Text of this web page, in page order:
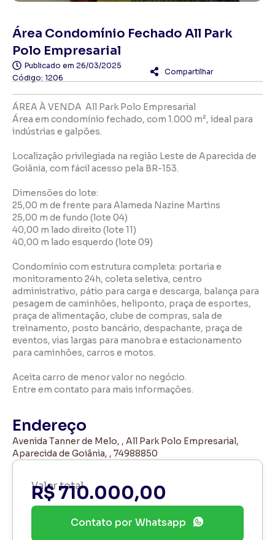
Área Condomínio Fechado All Park
Polo Empresarial
Publicado em 26/03/2025
Código: 1206
Compartilhar
ÁREA À VENDA  All Park Polo Empresarial
Área em condomínio fechado, com 1.000 m², ideal para
indústrias e galpões.
Localização privilegiada na região Leste de Aparecida de
Goiânia, com fácil acesso pela BR-153.
Dimensões do lote:
25,00 m de frente para Alameda Nazine Martins
25,00 m de fundo (lote 04)
40,00 m lado direito (lote 11)
40,00 m lado esquerdo (lote 09)
Condomínio com estrutura completa: portaria e
monitoramento 24h, coleta seletiva, centro
administrativo, pátio para carga e descarga, balança para
pesagem de caminhões, heliponto, praça de esportes,
praça de alimentação, clube de compras, sala de
treinamento, posto bancário, despachante, praça de
eventos, vias largas para manobra e estacionamento
para caminhões, carros e motos.
Aceita carro de menor valor no negócio.
Entre em contato para mais informações.
Endereço
Avenida Tanner de Melo, , All Park Polo Empresarial,
Aparecida de Goiânia, , 74988850
Valor total
R$ 710.000,00
Contato por Whatsapp